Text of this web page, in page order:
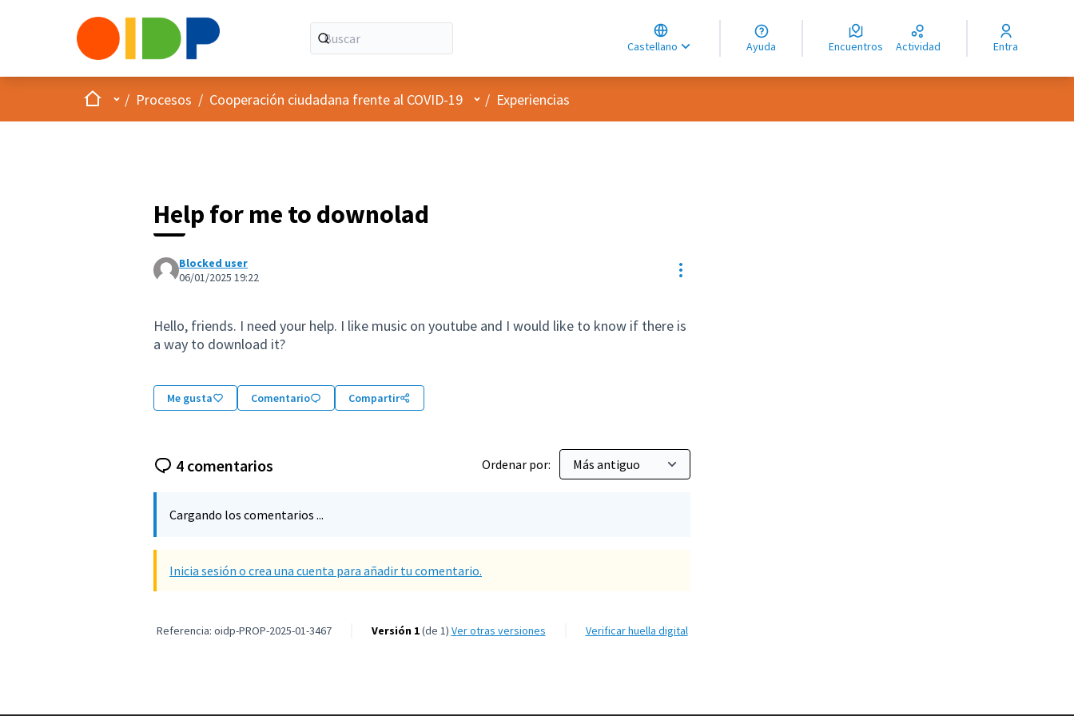
Castellano
Choose language
Choisir la langue
Elegir el idioma
Ayuda Encuentros Actividad Entra
InicioMenú principal
/ Procesos / Cooperación ciudadana frente al COVID-19 Menú de usuario
/ Experiencias
Help for me to downolad
Blocked user
06/01/2025 19:22
Controles de recursos
Hello, friends. I need your help. I like music on youtube and I would like to know if there is
a way to download it?
Me gusta Comentario Compartir
4 comentarios Ordenar por:
Cargando los comentarios ...
Inicia sesión o crea una cuenta para añadir tu comentario.
Referencia: oidp-PROP-2025-01-3467 Versión 1(de 1) ver otras versiones Verificar huella digital